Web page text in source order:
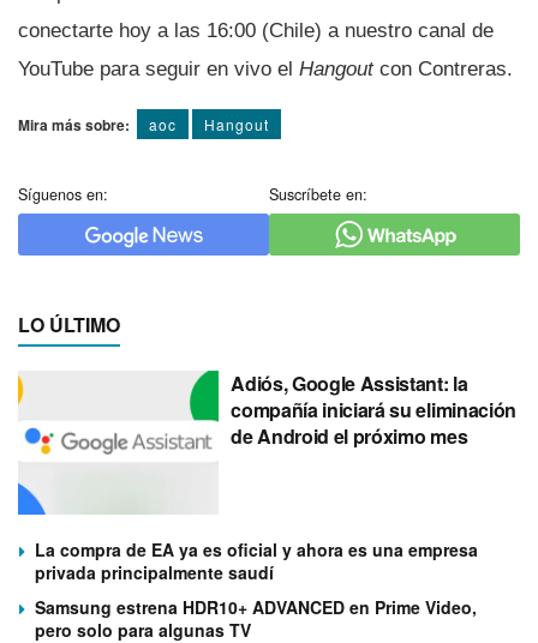
conectarte hoy a las 16:00 (Chile) a nuestro canal de
YouTube para seguir en vivo el Hangoutcon Contreras.
Mira más sobre: aoc Hangout
Síguenos en: Suscríbete en:
LO ÚLTIMO
Adiós, Google Assistant: la
compañía iniciará su eliminación
de Android el próximo mes
La compra de EA ya es oficial y ahora es una empresa
privada principalmente saudí
Samsung estrena HDR10+ ADVANCED en Prime Video,
pero solo para algunas TV